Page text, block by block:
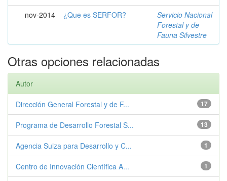
nov-2014
¿Que es SERFOR?
Servicio Nacional
Forestal y de
Fauna Silvestre
Otras opciones relacionadas
Autor
17
Dirección General Forestal y de F...
13
Programa de Desarrollo Forestal S...
1
Agencia Suiza para Desarrollo y C...
1
Centro de Innovación Científica A...